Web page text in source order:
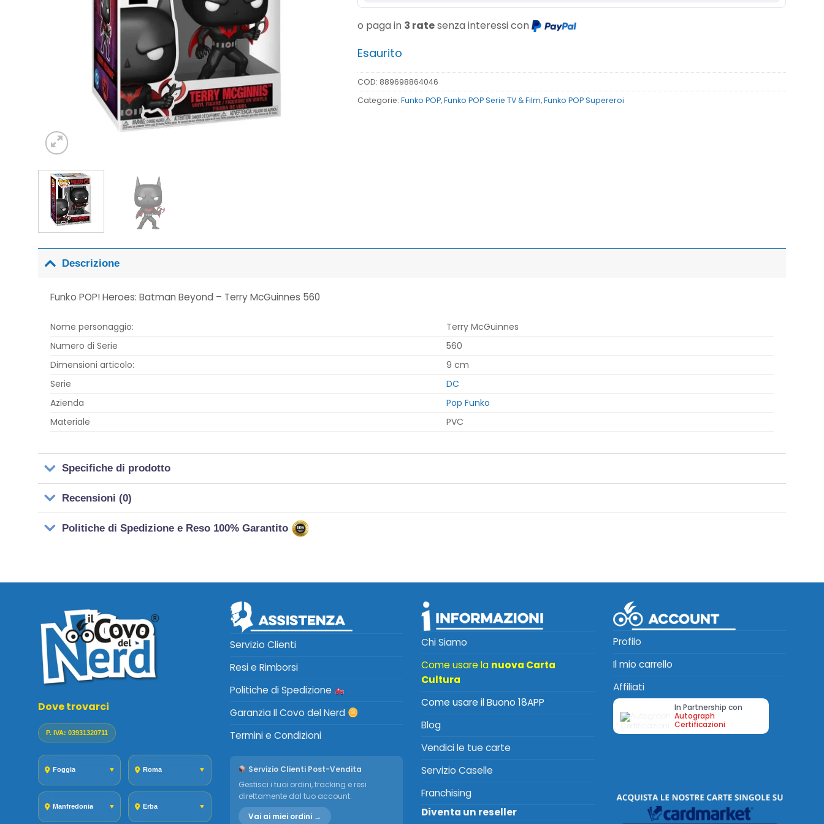
o paga in 3 ratesenza interessi con
Esaurito
COD: 889698864046
Categorie: Funko POP,Funko POP Serie TV & Film,Funko POP Supereroi
Descrizione
Funko POP! Heroes: Batman Beyond – Terry McGuinnes 560
Nome personaggio:
Terry McGuinnes
Numero di Serie
560
Dimensioni articolo:
9 cm
Serie
DC
Azienda
Pop Funko
Materiale
PVC
Specifiche di prodotto
Recensioni (0)
Politiche di Spedizione e Reso 100% Garantito
Dove trovarci
P. IVA: 03931320711
Foggia ▼ Roma ▼
Manfredonia ▼ Erba ▼
Servizio Clienti
Resi e Rimborsi
Politiche di Spedizione
Garanzia Il Covo del Nerd
Termini e Condizioni
Servizio Clienti Post-Vendita
Gestisci i tuoi ordini, tracking e resi
direttamente dal tuo account.
Vai ai miei ordini →
Chi Siamo
Come usare la nuova Carta
Cultura
Come usare il Buono 18APP
Blog
Vendici le tue carte
Servizio Caselle
Franchising
Diventa un reseller
Profilo
Il mio carrello
Affiliati
In Partnership con
Autograph
Certificazioni